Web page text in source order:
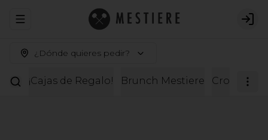
Abrir menu de navegación
¿Dónde quieres pedir?
¡Cajas de Regalo! Brunch Mestiere